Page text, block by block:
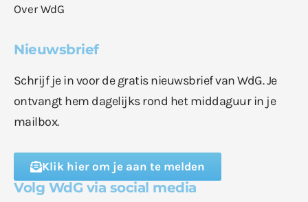
Over WdG
Nieuwsbrief
Schrijf je in voor de gratis nieuwsbrief van WdG. Je
ontvangt hem dagelijks rond het middaguur in je
mailbox.
Klik hier om je aan te melden
Volg WdG via social media